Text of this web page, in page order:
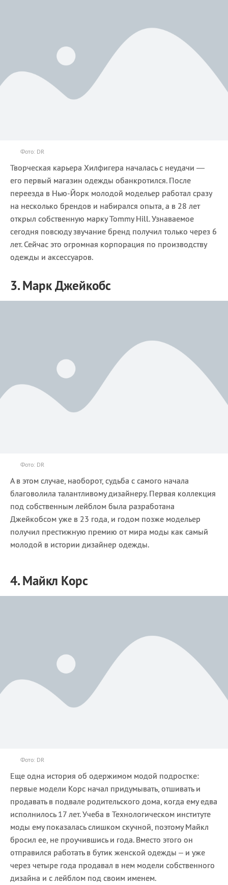
Фото: DR
Творческая карьера Хилфигера началась с неудачи —
его первый магазин одежды обанкротился. После
переезда в Нью-Йорк молодой модельер работал сразу
на несколько брендов и набирался опыта, а в 28 лет
открыл собственную марку Tommy Hill. Узнаваемое
сегодня повсюду звучание бренд получил только через 6
лет. Сейчас это огромная корпорация по производству
одежды и аксессуаров.
3. Марк Джейкобс
Фото: DR
А в этом случае, наоборот, судьба с самого начала
благоволила талантливому дизайнеру. Первая коллекция
под собственным лейблом была разработана
Джейкобсом уже в 23 года, и годом позже модельер
получил престижную премию от мира моды как самый
молодой в истории дизайнер одежды.
4. Майкл Корс
Фото: DR
Еще одна история об одержимом модой подростке:
первые модели Корс начал придумывать, отшивать и
продавать в подвале родительского дома, когда ему едва
исполнилось 17 лет. Учеба в Технологическом институте
моды ему показалась слишком скучной, поэтому Майкл
бросил ее, не проучившись и года. Вместо этого он
отправился работать в бутик женской одежды – и уже
через четыре года продавал в нем модели собственного
дизайна и с лейблом под своим именем.